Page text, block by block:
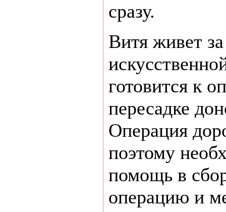
сразу.
Витя живет
готовится к
пересадке
Операция
поэтому
помощь в
операцию и